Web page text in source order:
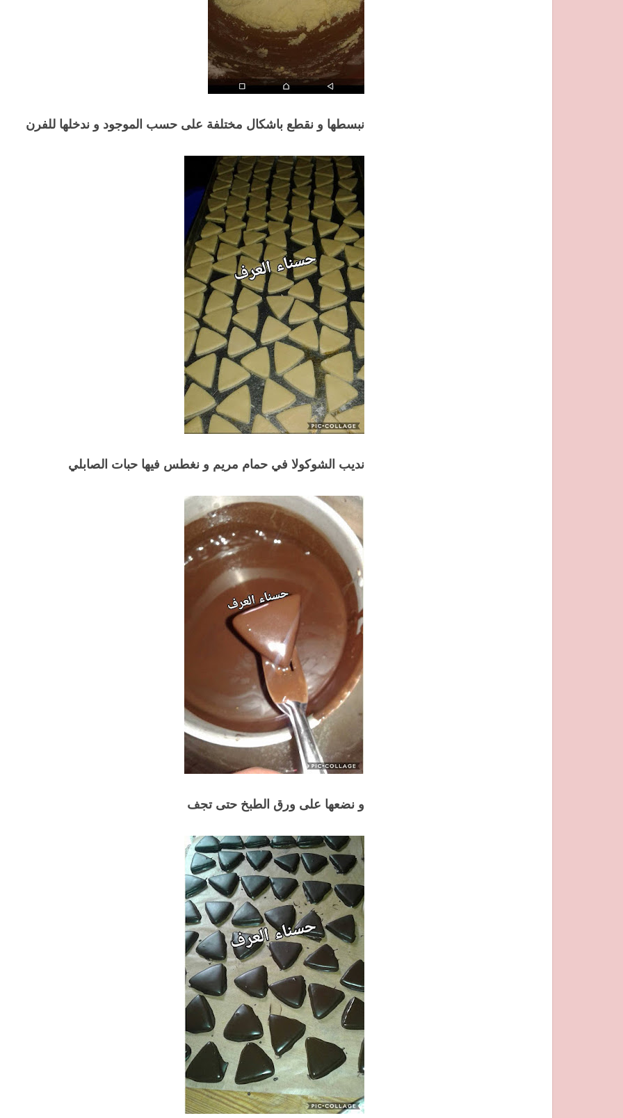
نبسطها و نقطع باشكال مختلفة على حسب الموجود و ندخلها للفرن
نديب الشوكولا في حمام مريم و نغطس فيها حبات الصابلي
و نضعها على ورق الطبخ حتى تجف